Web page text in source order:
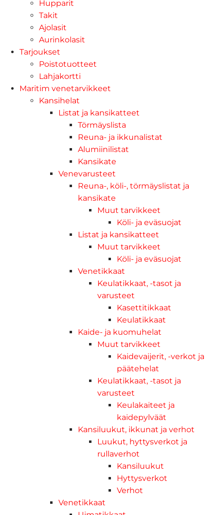
Hupparit
Takit
Ajolasit
Aurinkolasit
Tarjoukset
Poistotuotteet
Lahjakortti
Maritim venetarvikkeet
Kansihelat
Listat ja kansikatteet
Törmäyslista
Reuna- ja ikkunalistat
Alumiinilistat
Kansikate
Venevarusteet
Reuna-, köli-, törmäyslistat ja
kansikate
Muut tarvikkeet
Köli- ja eväsuojat
Listat ja kansikatteet
Muut tarvikkeet
Köli- ja eväsuojat
Venetikkaat
Keulatikkaat, -tasot ja
varusteet
Kasettitikkaat
Keulatikkaat
Kaide- ja kuomuhelat
Muut tarvikkeet
Kaidevaijerit, -verkot ja
päätehelat
Keulatikkaat, -tasot ja
varusteet
Keulakaiteet ja
kaidepylväät
Kansiluukut, ikkunat ja verhot
Luukut, hyttysverkot ja
rullaverhot
Kansiluukut
Hyttysverkot
Verhot
Venetikkaat